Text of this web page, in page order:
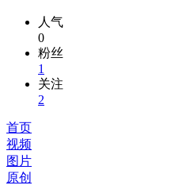
人气
0
粉丝
1
关注
2
首页
视频
图片
原创